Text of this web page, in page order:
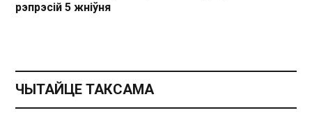
рэпрэсій 5 жніўня
ЧЫТАЙЦЕ ТАКСАМА